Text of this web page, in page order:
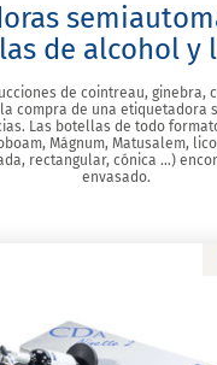
de alcohol y
de cointreau, ginebra,
compra de una etiquetadora
Las botellas de todo formato
Mágnum, Matusalem,
rectangular, cónica …)
envasado.